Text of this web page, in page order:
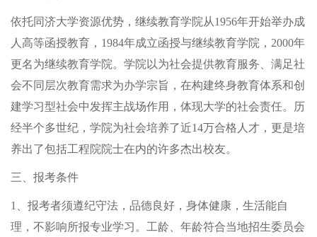
依托同济大学资源优势，继续教育学院从1956年开始举办成
人高等函授教育，1984年成立函授与继续教育学院，2000年
更名为继续教育学院。学院以为社会提供教育服务、满足社
会不同层次教育需求为办学宗旨，在构建终身教育体系和创
建学习型社会中发挥主战场作用，体现大学的社会责任。历
经半个多世纪，学院为社会培养了近14万合格人才，更是培
养出了包括工程院院士在内的许多杰出校友。
三、报考条件
1、报考者须遵纪守法，品德良好，身体健康，生活能自
理，不影响所报专业学习。工龄、年龄符合当地招生委员会